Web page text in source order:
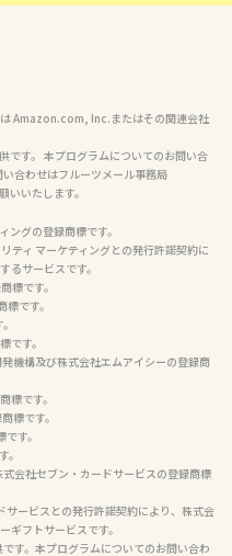
Amazon.com, Inc.またはその関連会社
です。 本プログラムについてのお問い合
合わせはフルーツメール事務局
いいたします。
ングの登録商標です。
ティ マーケティングとの発行許諾契約に
るサービスです。
標です。
です。
です。
機構及び株式会社エムアイシーの登録商
標です。
標です。
す。
。
会社セブン・カードサービスの登録商標
ービスとの発行許諾契約により、株式会
ギフトサービスです。